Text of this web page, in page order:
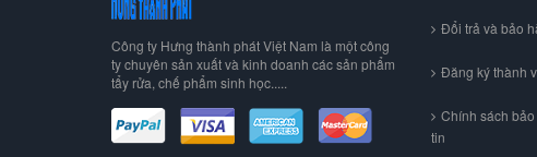
Công ty Hưng thành phát Việt Nam là một công
ty chuyên sản xuất và kinh doanh các sản phẩm
tẩy rửa, chế phẩm sinh học.....
Đổi trả và bảo
Đăng ký thành
Chính sách
tin